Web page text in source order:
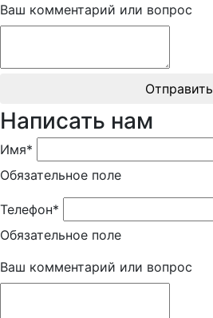
Ваш комментарий или вопрос
Отправить
Написать нам
Имя*
Обязательное поле
Телефон*
Обязательное поле
Ваш комментарий или вопрос